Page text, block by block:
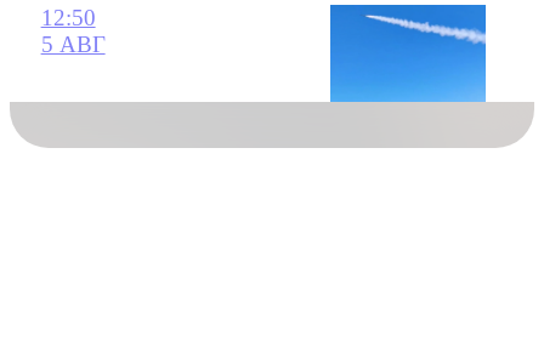
12:50
5 АВГ